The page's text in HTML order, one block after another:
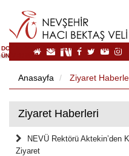
DOĞAL VE KÜLTÜREL MİRAS TURİZMİ
ÜNİVERSİTESİ
Anasayfa Ziyaret
Ziyaret Haberleri
NEVÜ Rektörü Aktekin’den
Ziyaret